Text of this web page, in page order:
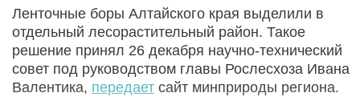
Ленточные боры Алтайского края выделили в
отдельный лесорастительный район. Такое
решение принял 26 декабря научно-технический
совет под руководством главы Рослесхоза Ивана
Валентика, передает сайт минприроды региона.